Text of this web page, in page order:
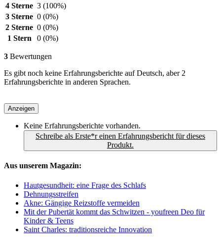
4 Sterne 3 (100%)
3 Sterne 0 (0%)
2 Sterne 0 (0%)
1 Stern
0 (0%)
3 Bewertungen
Es gibt noch keine Erfahrungsberichte auf Deutsch, aber 2
Erfahrungsberichte in anderen Sprachen.
Anzeigen
Keine Erfahrungsberichte vorhanden.
Schreibe als Erste*r einen Erfahrungsbericht für dieses
Produkt.
Aus unserem Magazin:
Hautgesundheit: eine Frage des Schlafs
Dehnungsstreifen
Akne: Gängige Reizstoffe vermeiden
Mit der Pubertät kommt das Schwitzen - youfreen Deo für
Kinder & Teens
Saint Charles: traditionsreiche Innovation